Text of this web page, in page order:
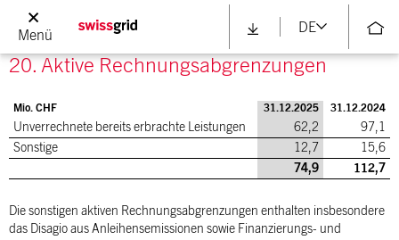
Menü
DE
20. Aktive Rechnungsabgrenzungen
Mio. CHF 31.12.2025 31.12.2024
Unverrechnete bereits erbrachte Leistungen 62,2
97,1
Sonstige
12,7
15,6
74,9
112,7
Die sonstigen aktiven Rechnungsabgrenzungen enthalten insbesondere
das Disagio aus Anleihensemissionen sowie Finanzierungs- und